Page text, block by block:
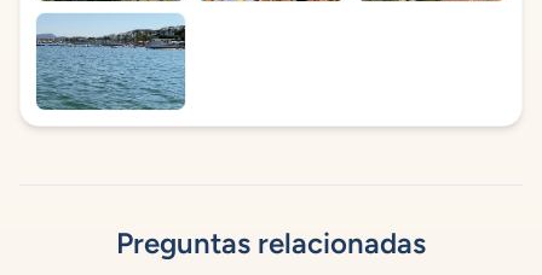
Preguntas relacionadas